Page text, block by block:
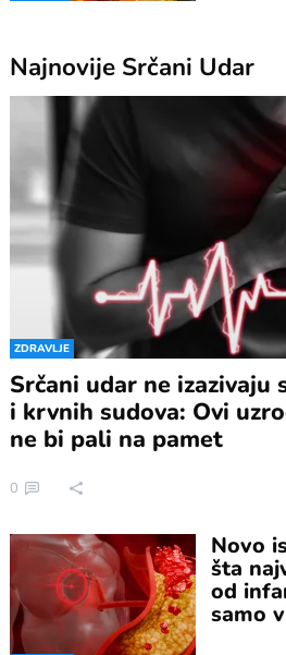
Najnovije Srčani Udar
ZDRAVLJE
Srčani udar ne izazivaju
i krvnih sudova: Ovi
ne bi pali na pamet
0
Novo
šta
od
samo